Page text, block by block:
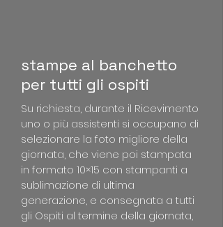
stampe al banchetto
per tutti gli ospiti
Su richiesta, durante il Ricevimento
uno o più assistenti si occupano di
selezionare la foto migliore della
giornata, che viene poi stampata
in formato 10×15 con stampanti a
sublimazione di ultima
generazione, e consegnata a tutti
gli Ospiti al termine della giornata,